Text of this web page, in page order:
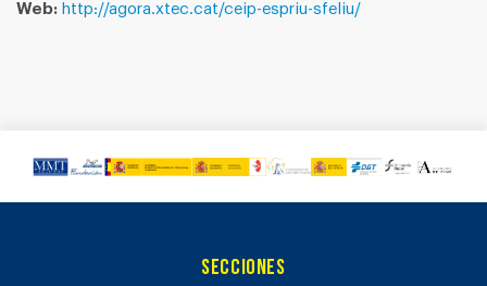
Web: http://agora.xtec.cat/ceip-espriu-sfeliu/
Secciones